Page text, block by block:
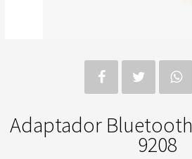
Adaptador Bluetooth
9208